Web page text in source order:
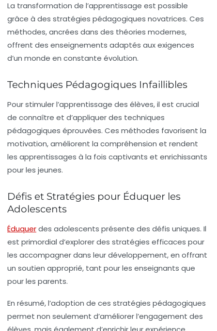
La transformation de l’apprentissage est possible
grâce à des stratégies pédagogiques novatrices. Ces
méthodes, ancrées dans des théories modernes,
offrent des enseignements adaptés aux exigences
d’un monde en constante évolution.
Techniques Pédagogiques Infaillibles
Pour stimuler l’apprentissage des élèves, il est crucial
de connaître et d’appliquer des techniques
pédagogiques éprouvées. Ces méthodes favorisent la
motivation, améliorent la compréhension et rendent
les apprentissages à la fois captivants et enrichissants
pour les jeunes.
Défis et Stratégies pour Éduquer les
Adolescents
Éduquerdes adolescents présente des défis uniques. Il
est primordial d’explorer des stratégies efficaces pour
les accompagner dans leur développement, en offrant
un soutien approprié, tant pour les enseignants que
pour les parents.
En résumé, l’adoption de ces stratégies pédagogiques
permet non seulement d’améliorer l’engagement des